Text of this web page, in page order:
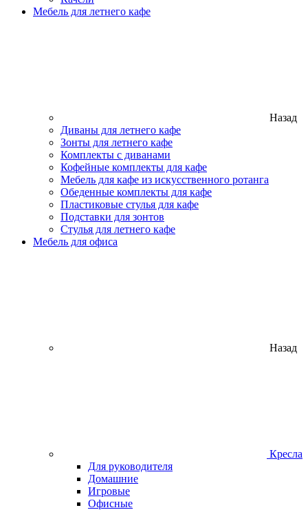
Мебель для летнего кафе
Назад
Диваны для летнего кафе
Зонты для летнего кафе
Комплекты с диванами
Кофейные комплекты для кафе
Мебель для кафе из искусственного ротанга
Обеденные комплекты для кафе
Пластиковые стулья для кафе
Подставки для зонтов
Стулья для летнего кафе
Мебель для офиса
Назад
Кресла
Для руководителя
Домашние
Игровые
Офисные